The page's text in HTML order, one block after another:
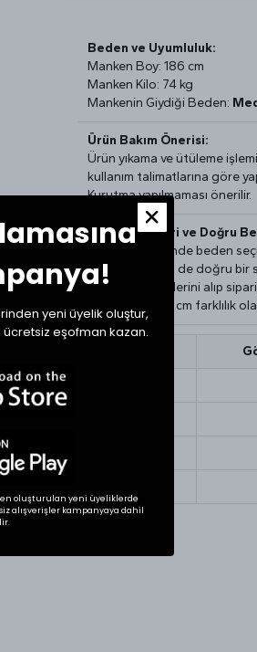
Beden ve Uyumluluk:
Manken Boy: 186 cm
Manken Kilo: 74 kg
Mankenin Giydiği Beden:
Ürün Bakım Önerisi:
Ürün yıkama ve ütüleme
kullanım talimatlarına göre
Kurutma yapılmaması önerilir.
Beden Ölçüleri ve Doğru
Tekstil ürünlerinde beden
gösterebilir. Siz de doğru bir
bir ürünün ölçülerini alıp
Ölçülerde +1/-1 cm farklılık
yeni üyelik oluştur,
eşofman kazan.
oluşturulan yeni üyeliklerde
alışverişler kampanyaya dahil